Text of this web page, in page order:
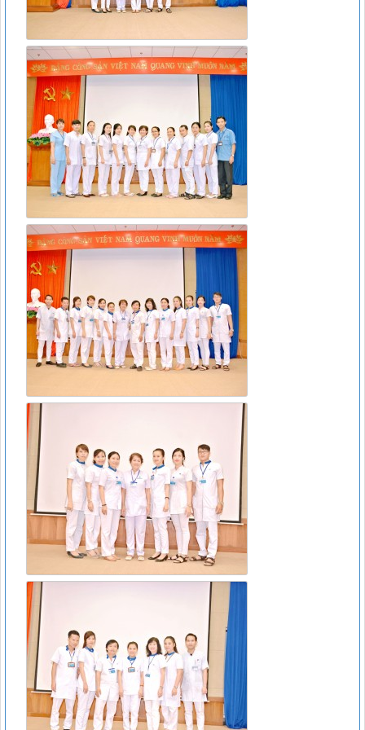
Lượt xem:11811 | lượt tải:266
15466/QLD – TT
Cục Quản lý Dược: Cập nhật hướng dẫn sử dụng đối với
thuốc chứa hoạt chất metformin điều trị đái tháo đường tuýp
Lượt xem:6375 | lượt tải:111